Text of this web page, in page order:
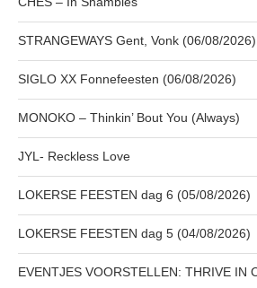
STRANGEWAYS Gent, Vonk (06/08/2026)
SIGLO XX Fonnefeesten (06/08/2026)
MONOKO – Thinkin’ Bout You (Always)
JYL- Reckless Love
LOKERSE FEESTEN dag 6 (05/08/2026)
LOKERSE FEESTEN dag 5 (04/08/2026)
EVENTJES VOORSTELLEN: THRIVE IN